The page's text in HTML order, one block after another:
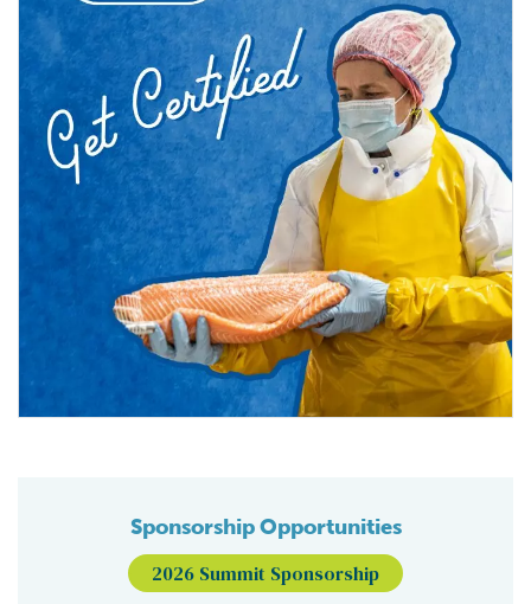
Sponsorship Opportunities
2026 Summit Sponsorship